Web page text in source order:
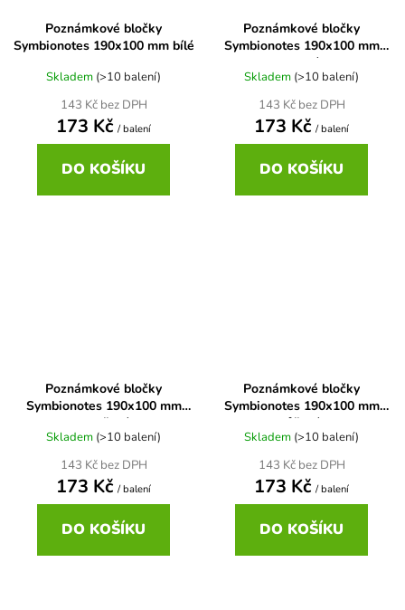
Poznámkové bločky
Symbionotes 190x100 mm bílé
Skladem (>10 balení)
143 Kč bez DPH
173 Kč / balení
DO KOŠÍKU
Poznámkové bločky
Symbionotes 190x100 mm
modré
Skladem (>10 balení)
143 Kč bez DPH
173 Kč / balení
DO KOŠÍKU
Poznámkové bločky
Symbionotes 190x100 mm
oranžové
Skladem (>10 balení)
143 Kč bez DPH
173 Kč / balení
DO KOŠÍKU
Poznámkové bločky
Symbionotes 190x100 mm
růžové
Skladem (>10 balení)
143 Kč bez DPH
173 Kč / balení
DO KOŠÍKU